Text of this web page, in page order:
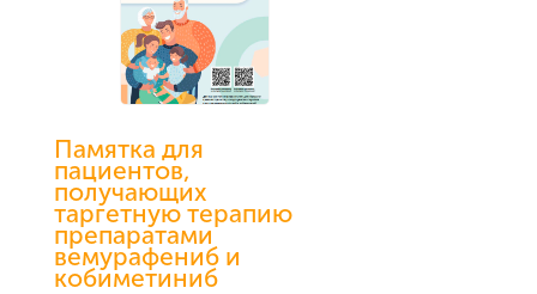
Памятка для
пациентов,
получающих
таргетную терапию
препаратами
вемурафениб и
кобиметиниб